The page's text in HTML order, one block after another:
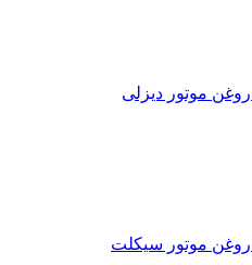
موتور دیزلی
موتور سیکلت